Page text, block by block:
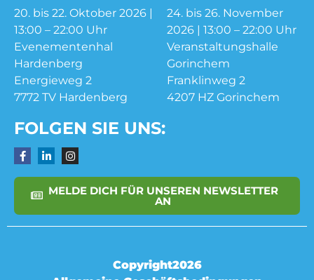
20. bis 22. Oktober 2026 |
13:00 – 22:00 Uhr
Evenementenhal
Hardenberg
Energieweg 2
7772 TV Hardenberg
24. bis 26. November
2026 | 13:00 – 22:00 Uhr
Veranstaltungshalle
Gorinchem
Franklinweg 2
4207 HZ Gorinchem
FOLGEN SIE UNS:
MELDE DICH FÜR UNSEREN NEWSLETTER
AN
Copyright2026